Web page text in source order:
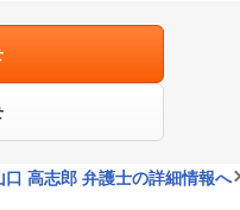
口 高志郎 弁護士の詳細情報へ